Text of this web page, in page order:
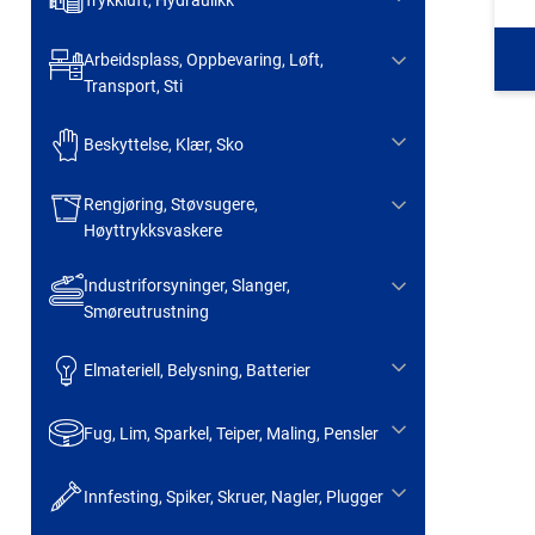
Arbeidsplass, Oppbevaring, Løft,
Transport, Sti
Beskyttelse, Klær, Sko
Rengjøring, Støvsugere,
Høyttrykksvaskere
Industriforsyninger, Slanger,
Smøreutrustning
Elmateriell, Belysning, Batterier
Fug, Lim, Sparkel, Teiper, Maling, Pensler
Innfesting, Spiker, Skruer, Nagler, Plugger